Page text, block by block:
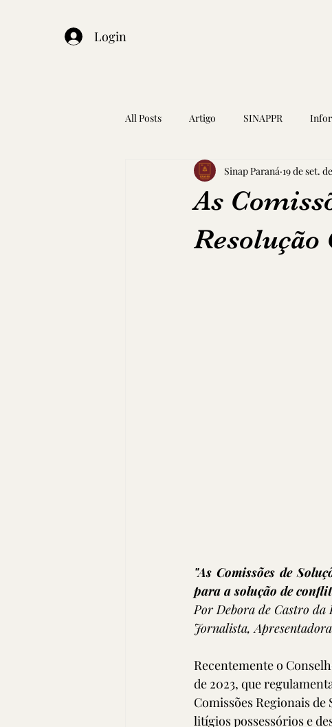
Login
All Posts Artigo SINAPPR
As
Resolução
Sinap Paraná 19 de set.
"As Comissões de
para a solução de
Por Debora de Castro
Jornalista,
Recentemente o
de 2023, que
Comissões Regionais
litígios possessórios e